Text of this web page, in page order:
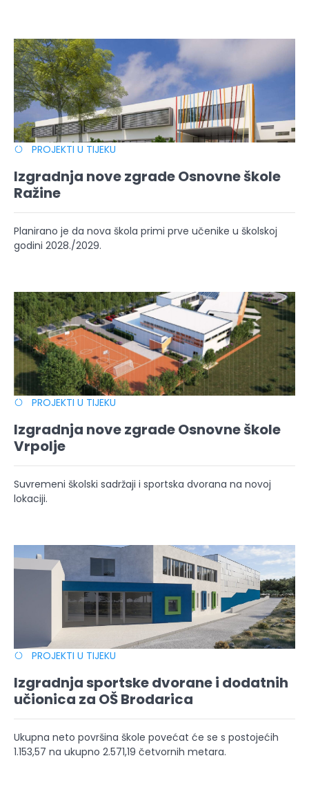
PROJEKTI U TIJEKU
Izgradnja nove zgrade Osnovne škole
Ražine
Planirano je da nova škola primi prve učenike u školskoj
godini 2028./2029.
PROJEKTI U TIJEKU
Izgradnja nove zgrade Osnovne škole
Vrpolje
Suvremeni školski sadržaji i sportska dvorana na novoj
lokaciji.
PROJEKTI U TIJEKU
Izgradnja sportske dvorane i dodatnih
učionica za OŠ Brodarica
Ukupna neto površina škole povećat će se s postojećih
1.153,57 na ukupno 2.571,19 četvornih metara.